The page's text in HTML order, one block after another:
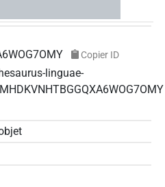
Copier ID
linguae-